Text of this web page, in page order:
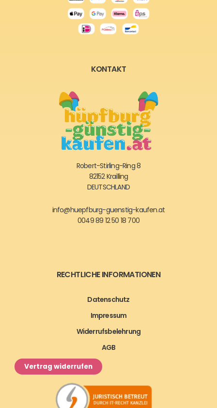
KONTAKT
Robert-Stirling-Ring 8
82152 Krailling
DEUTSCHLAND
info@huepfburg-guenstig-kaufen.at
0049 89 12 50 18 700
RECHTLICHE INFORMATIONEN
Datenschutz
Impressum
Widerrufsbelehrung
AGB
Vertrag widerrufen